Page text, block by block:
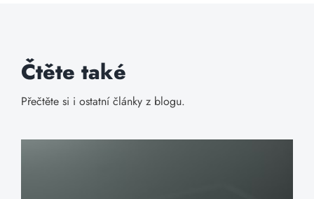
Čtěte také
Přečtěte si i ostatní články z blogu.